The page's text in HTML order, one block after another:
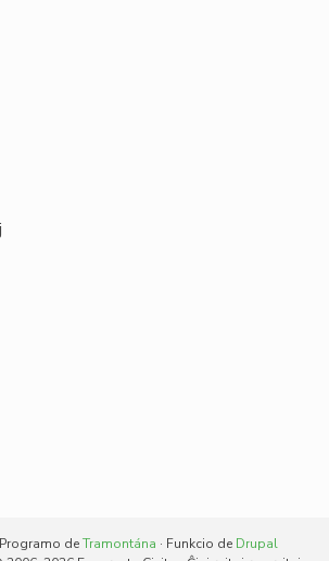
deTramontána · Funkcio de Drupal